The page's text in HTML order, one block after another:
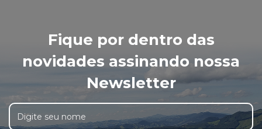
Fique por dentro das
novidades assinando nossa
Newsletter